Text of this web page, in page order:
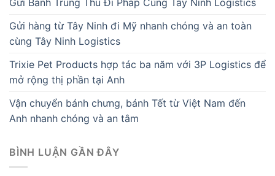
Gửi hàng từ Tây Ninh đi Mỹ nhanh chóng và an toàn
cùng Tây Ninh Logistics
Trixie Pet Products hợp tác ba năm với 3P Logistics để
mở rộng thị phần tại Anh
Vận chuyển bánh chưng, bánh Tết từ Việt Nam đến
Anh nhanh chóng và an tâm
BÌNH LUẬN GẦN ĐÂY